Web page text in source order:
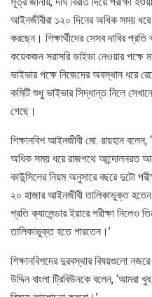
আইনজীবীরা ১২০ দিনের অধিক সময়
করছেন। শিক্ষার্থীদের সেসব দাবির প্রতি
কয়েকজন সরাসরি ভাইভা নেওয়ার পক্ষে
ভাইভার পক্ষে নিজেদের অবস্থান ধরে
কমিটি শুধু ভাইভার সিদ্ধান্ত নিলে
গেছে।
শিক্ষানবিশ আইনজীবী মো. রায়হান বলেন,
অধিক সময় ধরে রাজপথে আন্দোলনরত
কাউন্সিলের নিয়ম অনুসারে বছরে দুটো
২০ হাজার আইনজীবী তালিকাভুক্ত
প্রতি ক্যালেন্ডার ইয়ারে পরীক্ষা
তালিকাভুক্ত হতে পারতেন।’
শিক্ষানবিশদের দুরবস্থার বিষয়গুলো
উদ্দিন বাংলা ট্রিবিউনকে বলেন, ‘আমরা